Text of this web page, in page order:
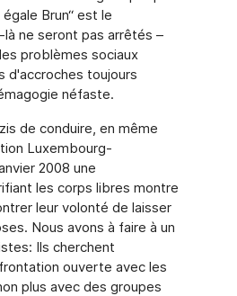
Brun“ est le
ne seront pas arrêtés –
problèmes sociaux
d'accroches toujours
néfaste.
de conduire, en même
Luxembourg-
2008 une
les corps libres montre
leur volonté de laisser
Nous avons à faire à un
Ils cherchent
ouverte avec les
plus avec des groupes